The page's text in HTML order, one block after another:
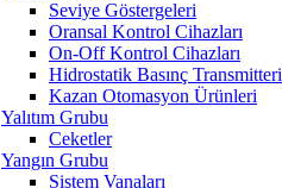
Seviye Göstergeleri
Oransal Kontrol Cihazları
On-Off Kontrol Cihazları
Hidrostatik Basınç Transmitteri
Kazan Otomasyon Ürünleri
Yalıtım Grubu
Ceketler
Yangın Grubu
Sistem Vanaları